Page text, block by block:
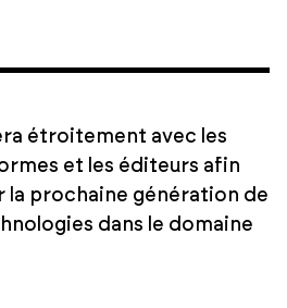
étroitement avec les
et les éditeurs afin
la prochaine génération de
dans le domaine